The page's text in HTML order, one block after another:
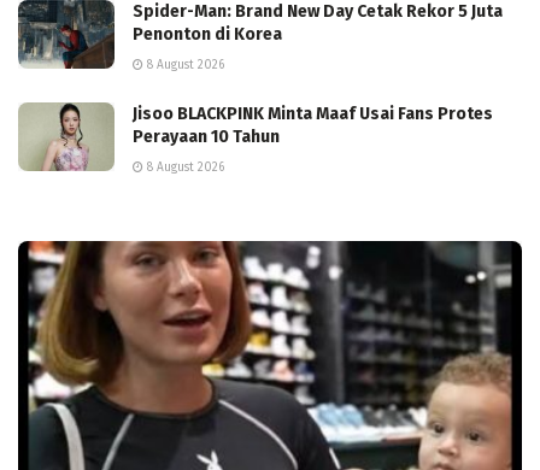
Spider-Man: Brand New Day Cetak Rekor 5 Juta
Penonton di Korea
8 August 2026
Jisoo BLACKPINK Minta Maaf Usai Fans Protes
Perayaan 10 Tahun
8 August 2026